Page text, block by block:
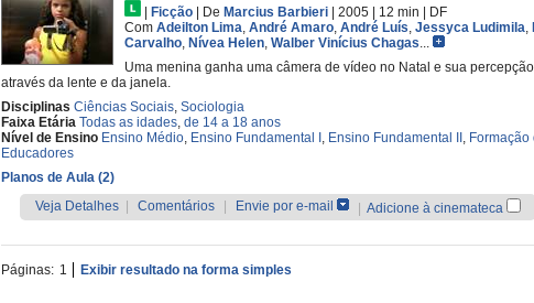
Ficção De Marcius Barbieri | 2005 | 12 min
DF
Com Adeilton Lima, André Amaro, André Luís, Jessyca Ludimila,
Carvalho, Nívea Helen, Walber Vinícius Chagas...
Uma menina ganha uma câmera de vídeo no Natal e sua
através da lente e da janela.
Disciplinas Ciências Sociais, Sociologia
Faixa Etária Todas as idades, de 14 a 18 anos
Nível de Ensino Ensino Médio, Ensino Fundamental I , Ensino Fundamental II , Formação
Educadores
Planos de Aula (2)
Veja Detalhes
Comentários Envie por e-mail Adicione à cinemateca
Páginas: 1 Exibir resultado na forma simples